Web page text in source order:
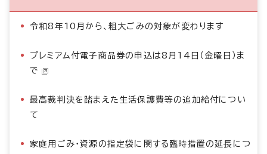
令和8年10月から、粗大ごみの対象が変わります
プレミアム付電子商品券の申込は8月14日（金曜日）ま
で
最高裁判決を踏まえた生活保護費等の追加給付につい
て
家庭用ごみ・資源の指定袋に関する臨時措置の延長につ